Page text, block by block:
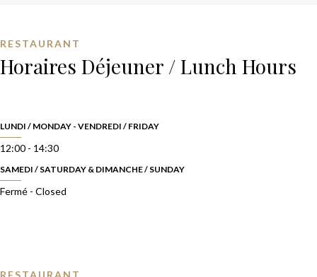
RESTAURANT
Horaires Déjeuner / Lunch Hours
LUNDI / MONDAY - VENDREDI / FRIDAY
12:00 - 14:30
SAMEDI / SATURDAY & DIMANCHE / SUNDAY
Fermé - Closed
RESTAURANT